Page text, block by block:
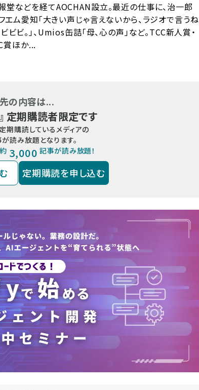
堂などを経てAOCHAN設立。最近の仕事に、治一郎
フエム愛知「大きい声じゃ言えないから、ラジオで言うね
ビ。」、Umios缶詰「母、心の声」など。TCC新人賞・
賞ほか...
の内容は...
定期購読者限定です
期購読しているメディアの
読み放題となります。
3,000 記事が読み放題！
定期購読を申し込む